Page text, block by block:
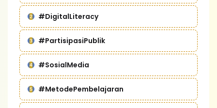
#DigitalLiteracy
#PartisipasiPublik
#SosialMedia
#MetodePembelajaran